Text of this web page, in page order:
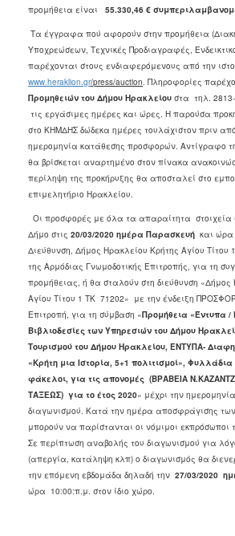
2013
ΔΗΜΟΤΗΣ
ΕΠΙΣΚΕΠΤΗΣ
ΗΡΑΚΛΕΙΟ
προμήθεια είναι 55.330,46 €
Τα έγγραφα πού αφορούν στην προμήθεια
Υποχρεώσεων, Τεχνικές Προδιαγραφές,
παρέχονται στους ενδιαφερόμενους από την
www.heraklion.gr/press/auction . Πληροφορίες
Προμηθειών του Δήμου Ηρακλείου στα τηλ.
τις εργάσιμες ημέρες και ώρες. Η παρούσα
στο ΚΗΜΔΗΣ δώδεκα ημέρες τουλάχιστον πριν
ημερομηνία κατάθεσης προσφορών. Αντίγραφο
θα βρίσκεται αναρτημένο στον πίνακα
περίληψη της προκήρυξης θα αποσταλεί στο
επιμελητήριο Ηρακλείου.
Οι προσφορές με όλα τα απαραίτητα στοιχεία
Δήμο στις 20/03/2020 ημέρα Παρασκευή και ώρα
Διεύθυνση, Δήμος Ηρακλείου Κρήτης Αγίου
της Αρμόδιας Γνωμοδοτικής Επιτροπής, για τη
προμήθειας, ή θα σταλούν στη διεύθυνση «Δήμος
Αγίου Τίτου 1 ΤΚ 71202» με την ένδειξη
Επιτροπή, για τη σύμβαση «Προμήθεια «Έντυπα /
Βιβλιοδεσίες των Υπηρεσιών του Δήμου
Τουρισμού του Δήμου Ηρακλείου, ΕΝΤΥΠΑ-
«Κρήτη μια Ιστορία, 5+1 πολιτισμοί»,
φάκελοι, για τις απονομές (ΒΡΑΒΕΙΑ
ΤΑΞΕΩΣ) για το έτος 2020» μέχρι την
διαγωνισμού. Κατά την ημέρα αποσφράγισης των
μπορούν να παρίστανται οι νόμιμοι εκπρόσωποι
Σε περίπτωση αναβολής του διαγωνισμού για
(απεργία, κατάληψη κλπ) ο διαγωνισμός θα
την επόμενη εβδομάδα δηλαδή την 27/03/2020
ώρα 10:00:π.μ. στον ίδιο χώρο.